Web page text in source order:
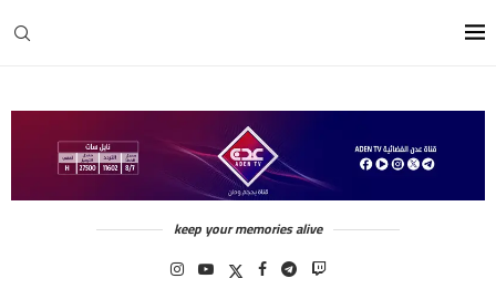
keep your memories alive